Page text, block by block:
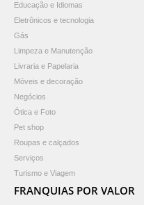
Educação e Idiomas
Eletrônicos e tecnologia
Gás
Limpeza e Manutenção
Livraria e Papelaria
Móveis e decoração
Negócios
Ótica e Foto
Pet shop
Roupas e calçados
Serviços
Turismo e Viagem
FRANQUIAS POR VALOR